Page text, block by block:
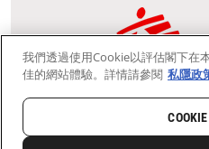
通訊資料更新 鳴謝
我們採用安全通訊端層 (Secure
資料在你的瀏覽器和我們伺服
慈善團體免稅檔
Copyright © Médecins Sans
我們透過使用Cookie以評估閣下在
佳的網站體驗。詳情請參閱 私隱政